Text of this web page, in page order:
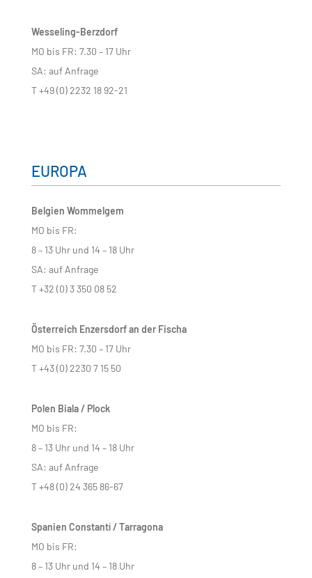
Wesseling-Berzdorf
MO bis FR: 7.30 – 17 Uhr
SA: auf Anfrage
T +49 (0) 2232 18 92-21
EUROPA
Belgien Wommelgem
MO bis FR:
8 – 13 Uhr und 14 – 18 Uhr
SA: auf Anfrage
T +32 (0) 3 350 08 52
Österreich Enzersdorf an der Fischa
MO bis FR: 7.30 – 17 Uhr
T +43 (0) 2230 7 15 50
Polen Biala / Plock
MO bis FR:
8 – 13 Uhr und 14 – 18 Uhr
SA: auf Anfrage
T +48 (0) 24 365 86-67
Spanien Constantí / Tarragona
MO bis FR:
8 – 13 Uhr und 14 – 18 Uhr